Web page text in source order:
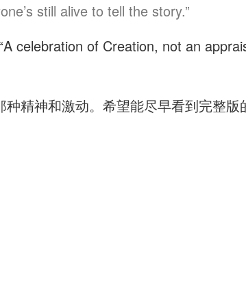
still alive to tell the story.”
celebration of Creation, not an
精神和激动。希望能尽早看到完整版